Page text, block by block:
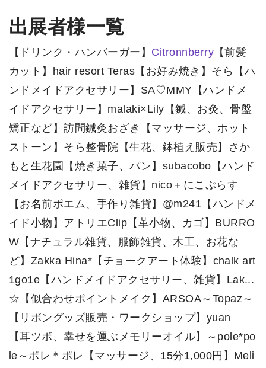
出展者様一覧
【ドリンク・ハンバーガー】 Citronnberry 【前髪
カット】hair resort Teras【お好み焼き】そら【ハ
ンドメイドアクセサリー】SA♡MMY【ハンドメ
イドアクセサリー】malaki×Lily【鍼、お灸、骨盤
矯正など】訪問鍼灸おざき【マッサージ、ホット
ストーン】そら整骨院【生花、鉢植え販売】さか
もと生花園【焼き菓子、パン】subacobo【ハンド
メイドアクセサリー、雑貨】nico＋にこぷらす
【お名前ポエム、手作り雑貨】@m241【ハンドメ
イド小物】アトリエClip【革小物、カゴ】BURRO
W【ナチュラル雑貨、服飾雑貨、木工、お花な
ど】Zakka Hina*【チョークアート体験】chalk art
1go1e【ハンドメイドアクセサリー、雑貨】Lak...
☆【似合わせポイントメイク】ARSOA～Topaz～
【リボングッズ販売・ワークショップ】yuan
【耳ツボ、幸せを運ぶメモリーオイル】～pole*po
le～ポレ＊ポレ【マッサージ、15分1,000円】Meli